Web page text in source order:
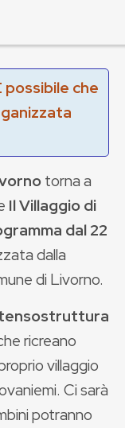
che
torna a
Il Villaggio di
dal 22
dalla
di Livorno.
tensostruttura
ricreano
villaggio
Ci sarà
potranno